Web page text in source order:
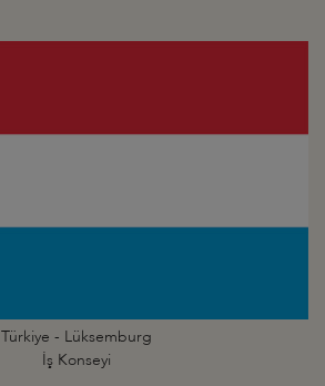
Türkiye - Lüksemburg
İş Konseyi